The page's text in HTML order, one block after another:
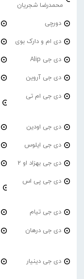
محمدرضا شجریان
دورچی
دی ام و دارک بوی
دی جی Alip
دی جی آروین
دی جی ام تی
دی جی اودین
دی جی ایلوس
دی جی بهزاد او 2
دی جی پی اس
دی جی تیام
دی جی درهان
دی جی دینیار